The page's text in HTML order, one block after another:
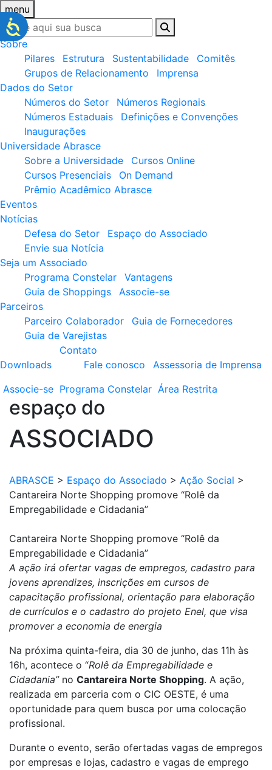
menu
Sobre
Pilares
Estrutura Sustentabilidade
Comitês
Grupos de Relacionamento
Imprensa
Dados do Setor
Números do Setor
Números Regionais
Números Estaduais
Definições e Convenções
Inaugurações
Universidade Abrasce
Sobre a Universidade
Cursos Online
Cursos Presenciais
On Demand
Prêmio Acadêmico Abrasce
Eventos
Notícias
Defesa do Setor
Espaço do Associado
Envie sua Notícia
Seja um Associado
Programa Constelar
Vantagens
Guia de Shoppings
Associe-se
Parceiros
Parceiro Colaborador
Guia de Fornecedores
Guia de Varejistas
Downloads
Contato
Fale conosco
Assessoria de Imprensa
Associe-se Programa Constelar Área Restrita
espaço do
ASSOCIADO
ABRASCE > Espaço do Associado > Ação Social >
Cantareira Norte Shopping promove “Rolê da
Empregabilidade e Cidadania”
Cantareira Norte Shopping promove “Rolê da
Empregabilidade e Cidadania”
A ação irá ofertar vagas de empregos, cadastro para
jovens aprendizes, inscrições em cursos de
capacitação profissional, orientação para elaboração
de currículos e o cadastro do projeto Enel, que visa
promover a economia de energia
Na próxima quinta-feira, dia 30 de junho, das 11h às
16h, acontece o “Rolê da Empregabilidade e
Cidadania”no Cantareira Norte Shopping. A ação,
realizada em parceria com o CIC OESTE, é uma
oportunidade para quem busca por uma colocação
profissional.
Durante o evento, serão ofertadas vagas de empregos
por empresas e lojas, cadastro e vagas de emprego